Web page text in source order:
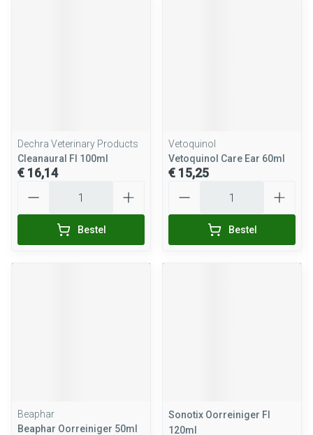
Dechra Veterinary Products
Cleanaural Fl 100ml
€ 16,14
Bestel
Vetoquinol
Vetoquinol Care Ear 60ml
€ 15,25
Bestel
Beaphar
Beaphar Oorreiniger 50ml
Sonotix Oorreiniger Fl
120ml